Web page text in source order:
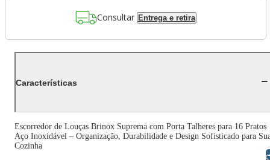
Consultar Entrega e retira
Características
Escorredor de Louças Brinox Suprema com Porta Talheres para 16 Pratos
Aço Inoxidável – Organização, Durabilidade e Design Sofisticado para
Cozinha